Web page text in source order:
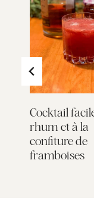
Cocktail
rhum et à la
confiture de
framboises